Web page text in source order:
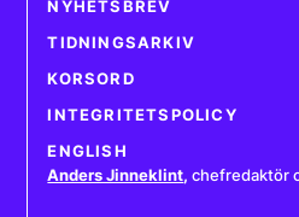
NYHETSBREV
TIDNINGSARKIV
KORSORD
INTEGRITETSPOLICY
ENGLISH
Anders Jinneklint, chefredaktör